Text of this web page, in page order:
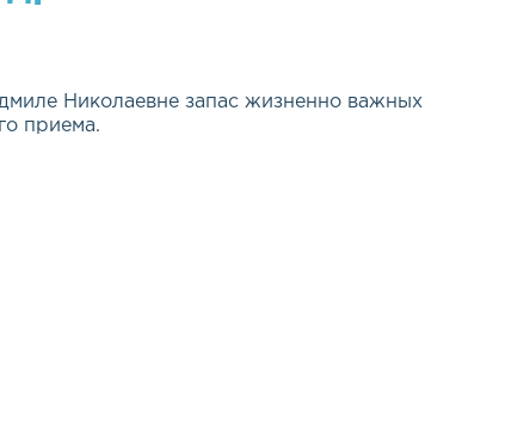
Николаевне запас жизненно важных
приема.